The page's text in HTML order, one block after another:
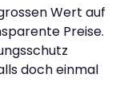
Wert auf
Preise.
doch einmal